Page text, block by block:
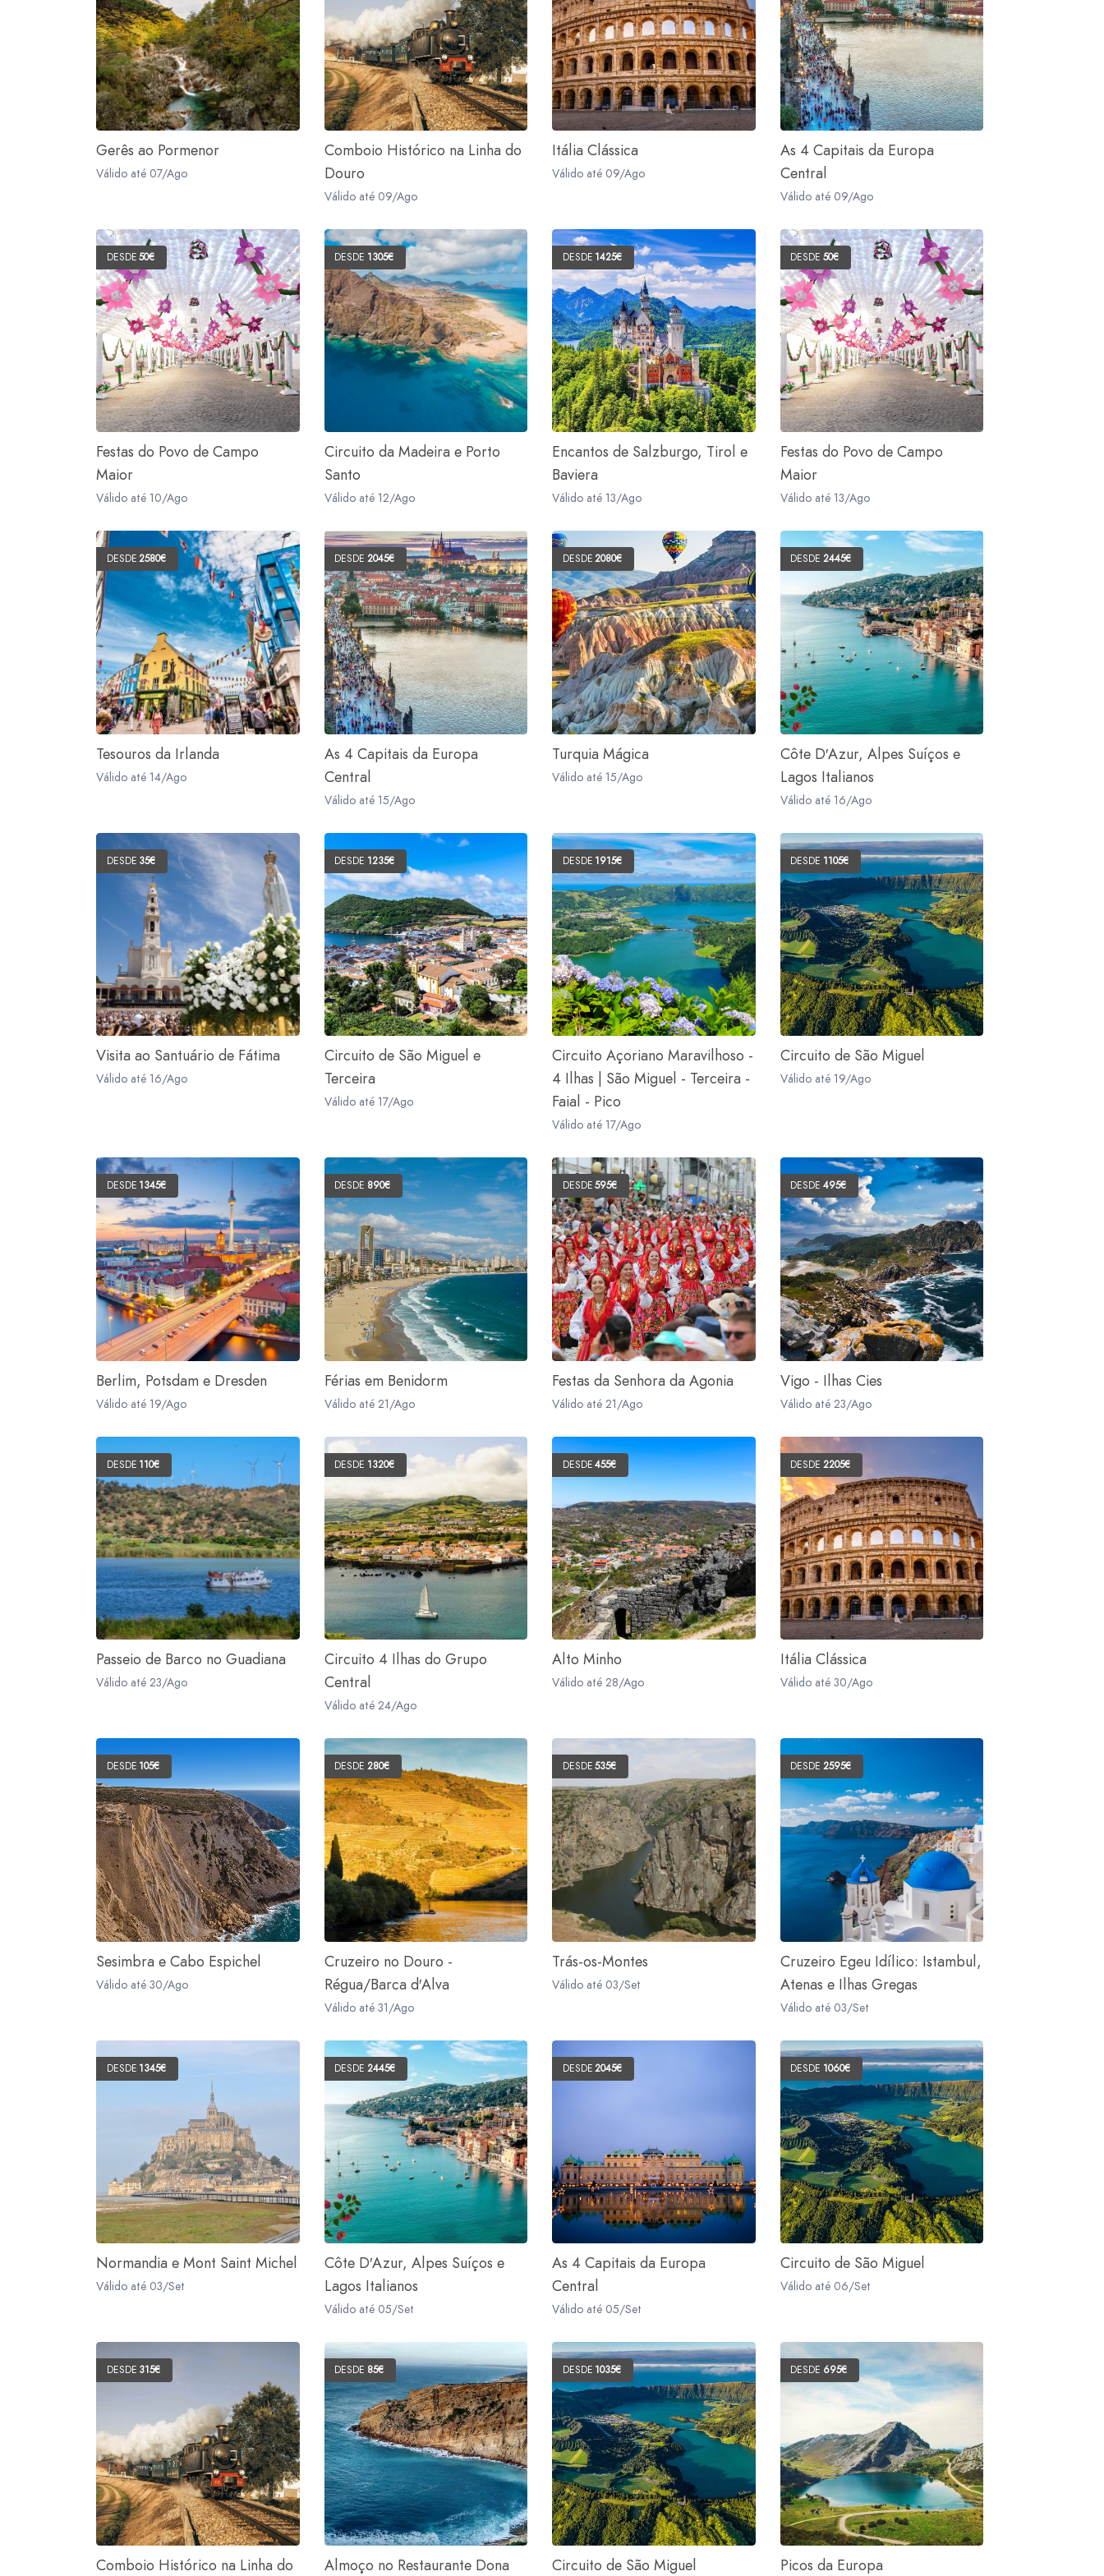
Gerês ao Pormenor
Válido até 07/Ago
Comboio Histórico na Linha do
Douro
Válido até 09/Ago
Itália Clássica
Válido até 09/Ago
As 4 Capitais da Europa
Central
Válido até 09/Ago
DESDE50€
Festas do Povo de Campo
Maior
Válido até 10/Ago
DESDE 1305€
Circuito da Madeira e Porto
Santo
Válido até 12/Ago
DESDE 1425€
Encantos de Salzburgo, Tirol e
Baviera
Válido até 13/Ago
DESDE 50€
Festas do Povo de Campo
Maior
Válido até 13/Ago
DESDE2580€
Tesouros da Irlanda
Válido até 14/Ago
DESDE 2045€
As 4 Capitais da Europa
Central
Válido até 15/Ago
DESDE2080€
Turquia Mágica
Válido até 15/Ago
DESDE 2445€
Côte D′Azur, Alpes Suíços e
Lagos Italianos
Válido até 16/Ago
DESDE 35€
Visita ao Santuário de Fátima
Válido até 16/Ago
DESDE 1235€
Circuito de São Miguel e
Terceira
Válido até 17/Ago
DESDE 1915€
Circuito Açoriano Maravilhoso -
4 Ilhas | São Miguel - Terceira -
Faial - Pico
Válido até 17/Ago
DESDE 1105€
Circuito de São Miguel
Válido até 19/Ago
DESDE 1345€
Berlim, Potsdam e Dresden
Válido até 19/Ago
DESDE 890€
Férias em Benidorm
Válido até 21/Ago
DESDE595€
Festas da Senhora da Agonia
Válido até 21/Ago
DESDE 495€
Vigo - Ilhas Cies
Válido até 23/Ago
DESDE 110€
Passeio de Barco no Guadiana
Válido até 23/Ago
DESDE 1320€
Circuito 4 Ilhas do Grupo
Central
Válido até 24/Ago
DESDE455€
Alto Minho
Válido até 28/Ago
DESDE 2205€
Itália Clássica
Válido até 30/Ago
DESDE 105€
Sesimbra e Cabo Espichel
Válido até 30/Ago
DESDE 280€
Cruzeiro no Douro -
Régua/Barca d′Alva
Válido até 31/Ago
DESDE535€
Trás-os-Montes
Válido até 03/Set
DESDE 2595€
Cruzeiro Egeu Idílico: Istambul,
Atenas e Ilhas Gregas
Válido até 03/Set
DESDE 1345€
Normandia e Mont Saint Michel
Válido até 03/Set
DESDE 2445€
Côte D′Azur, Alpes Suíços e
Lagos Italianos
Válido até 05/Set
DESDE2045€
As 4 Capitais da Europa
Central
Válido até 05/Set
DESDE 1060€
Circuito de São Miguel
Válido até 06/Set
DESDE 315€
Comboio Histórico na Linha do
DESDE 85€
Almoço no Restaurante Dona
DESDE 1035€
Circuito de São Miguel
DESDE 695€
Picos da Europa